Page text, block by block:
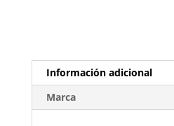
Información adicional
Marca